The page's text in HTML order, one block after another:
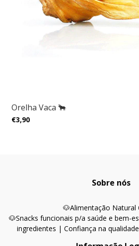
Orelha Vaca 🐂
€3,90
Sobre nós
🐶Alimentação Natural
🐶Snacks funcionais p/a saúde e bem-
ingredientes | Confiança na